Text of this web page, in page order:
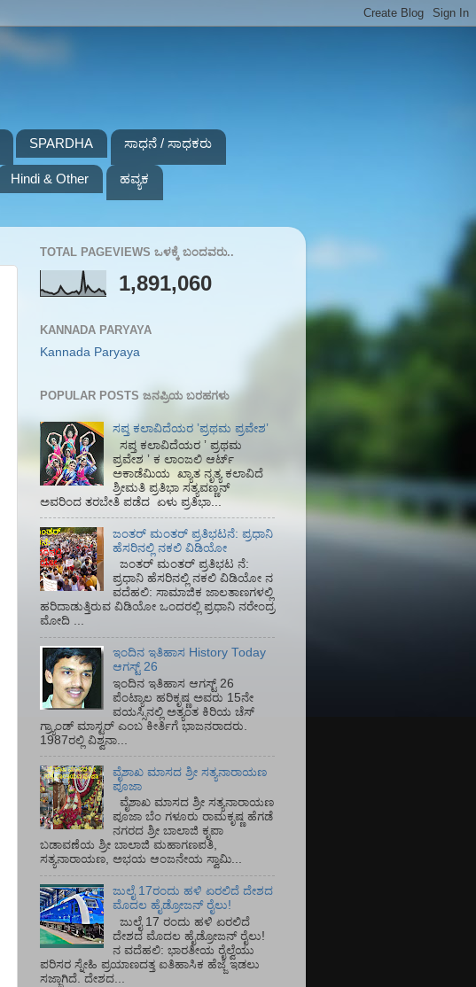
SPARDHA ಸಾಧನೆ / ಸಾಧಕರು
Hindi & Other ಹವ್ಯಕ
TOTAL PAGEVIEWS ಒಳಕ್ಕೆ ಬಂದವರು..
1,891,060
KANNADA PARYAYA
Kannada Paryaya
POPULAR POSTS ಜನಪ್ರಿಯ ಬರಹಗಳು
ಸಪ್ತ ಕಲಾವಿದೆಯರ ʼಪ್ರಥಮ ಪ್ರವೇಶʼ
ಸಪ್ತ ಕಲಾವಿದೆಯರ ʼ ಪ್ರಥಮ
ಪ್ರವೇಶ ʼ ಕ ಲಾಂಜಲಿ ಆರ್ಟ್
ಅಕಾಡೆಮಿಯ‌ ಖ್ಯಾತ ನೃತ್ಯ ಕಲಾವಿದೆ
ಶ್ರೀಮತಿ ಪ್ರತಿಭಾ ಸತ್ಯವಣ್ಣನ್
ಅವರಿಂದ ತರಬೇತಿ ಪಡೆದ ಏಳು ಪ್ರತಿಭಾ...
ಜಂತರ್ ಮಂತರ್ ಪ್ರತಿಭಟನೆ: ಪ್ರಧಾನಿ
ಹೆಸರಿನಲ್ಲಿ ನಕಲಿ ವಿಡಿಯೋ
ಜಂತರ್ ಮಂತರ್ ಪ್ರತಿಭಟ ನೆ:
ಪ್ರಧಾನಿ ಹೆಸರಿನಲ್ಲಿ ನಕಲಿ ವಿಡಿಯೋ ನ
ವದೆಹಲಿ: ಸಾಮಾಜಿಕ ಜಾಲತಾಣಗಳಲ್ಲಿ
ಹರಿದಾಡುತ್ತಿರುವ ವಿಡಿಯೋ ಒಂದರಲ್ಲಿ ಪ್ರಧಾನಿ ನರೇಂದ್ರ
ಮೋದಿ ...
ಇಂದಿನ ಇತಿಹಾಸ History Today
ಆಗಸ್ಟ್ 26
ಇಂದಿನ ಇತಿಹಾಸ ಆಗಸ್ಟ್ 26
ಪೆಂಟ್ಯಾಲ ಹರಿಕೃಷ್ಣ ಅವರು 15ನೇ
ವಯಸ್ಸಿನಲ್ಲಿ ಅತ್ಯಂತ ಕಿರಿಯ ಚೆಸ್
ಗ್ರ್ಯಾಂಡ್ ಮಾಸ್ಟರ್ ಎಂಬ ಕೀರ್ತಿಗೆ ಭಾಜನರಾದರು.
1987ರಲ್ಲಿ ವಿಶ್ವನಾ...
ವೈಶಾಖ ಮಾಸದ ಶ್ರೀ ಸತ್ಯನಾರಾಯಣ
ಪೂಜಾ
ವೈಶಾಖ ಮಾಸದ ಶ್ರೀ ಸತ್ಯನಾರಾಯಣ
ಪೂಜಾ ಬೆಂ ಗಳೂರು ರಾಮಕೃಷ್ಣ ಹೆಗಡೆ
ನಗರದ ಶ್ರೀ ಬಾಲಾಜಿ ಕೃಪಾ
ಬಡಾವಣೆಯ ಶ್ರೀ ಬಾಲಾಜಿ ಮಹಾಗಣಪತಿ,
ಸತ್ಯನಾರಾಯಣ, ಅಭಯ ಆಂಜನೇಯ ಸ್ವಾಮಿ...
ಜುಲೈ 17ರಂದು ಹಳಿ ಏರಲಿದೆ ದೇಶದ
ಮೊದಲ ಹೈಡ್ರೋಜನ್ ರೈಲು!
ಜುಲೈ 17 ರಂದು ಹಳಿ ಏರಲಿದೆ
ದೇಶದ ಮೊದಲ ಹೈಡ್ರೋಜನ್ ರೈಲು!
ನ ವದೆಹಲಿ: ಭಾರತೀಯ ರೈಲ್ವೆಯು
ಪರಿಸರ ಸ್ನೇಹಿ ಪ್ರಯಾಣದತ್ತ ಐತಿಹಾಸಿಕ ಹೆಜ್ಜೆ ಇಡಲು
ಸಜ್ಜಾಗಿದೆ. ದೇಶದ...